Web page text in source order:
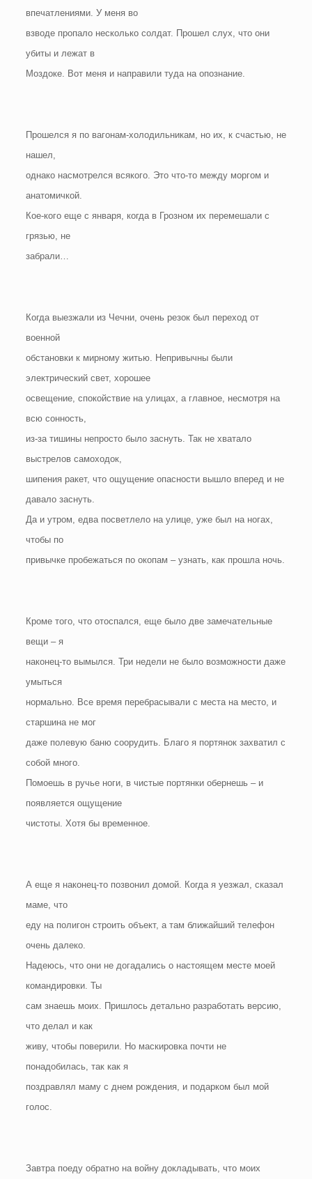
впечатлениями. У меня во
взводе пропало несколько солдат. Прошел слух, что они
убиты и лежат в
Моздоке. Вот меня и направили туда на опознание.
Прошелся я по вагонам-холодильникам, но их, к счастью, не
нашел,
однако насмотрелся всякого. Это что-то между моргом и
анатомичкой.
Кое-кого еще с января, когда в Грозном их перемешали с
грязью, не
забрали…
Когда выезжали из Чечни, очень резок был переход от
военной
обстановки к мирному житью. Непривычны были
электрический свет, хорошее
освещение, спокойствие на улицах, а главное, несмотря на
всю сонность,
из-за тишины непросто было заснуть. Так не хватало
выстрелов самоходок,
шипения ракет, что ощущение опасности вышло вперед и не
давало заснуть.
Да и утром, едва посветлело на улице, уже был на ногах,
чтобы по
привычке пробежаться по окопам – узнать, как прошла ночь.
Кроме того, что отоспался, еще было две замечательные
вещи – я
наконец-то вымылся. Три недели не было возможности даже
умыться
нормально. Все время перебрасывали с места на место, и
старшина не мог
даже полевую баню соорудить. Благо я портянок захватил с
собой много.
Помоешь в ручье ноги, в чистые портянки обернешь – и
появляется ощущение
чистоты. Хотя бы временное.
А еще я наконец-то позвонил домой. Когда я уезжал, сказал
маме, что
еду на полигон строить объект, а там ближайший телефон
очень далеко.
Надеюсь, что они не догадались о настоящем месте моей
командировки. Ты
сам знаешь моих. Пришлось детально разработать версию,
что делал и как
живу, чтобы поверили. Но маскировка почти не
понадобилась, так как я
поздравлял маму с днем рождения, и подарком был мой
голос.
Завтра поеду обратно на войну докладывать, что моих